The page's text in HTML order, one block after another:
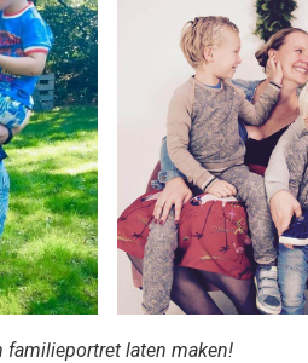
familieportret laten maken!